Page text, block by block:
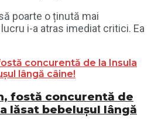
poarte o ținută mai
i-a atras imediat critici. Ea
fostă concurentă de
lăsat bebelușul lângă